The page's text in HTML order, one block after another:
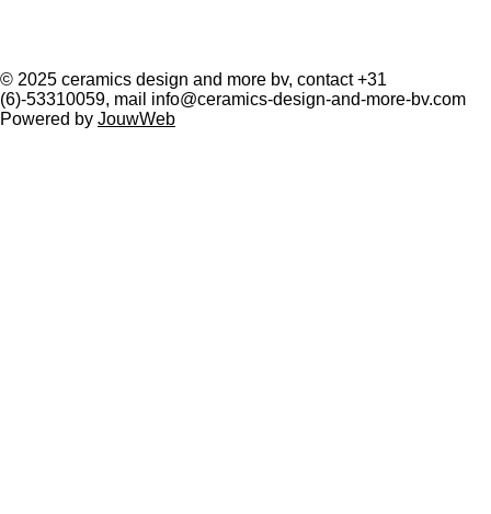
© 2025 ceramics design and more bv, contact +31
(6)-53310059, mail info@ceramics-design-and-more-bv.com
Powered by JouwWeb